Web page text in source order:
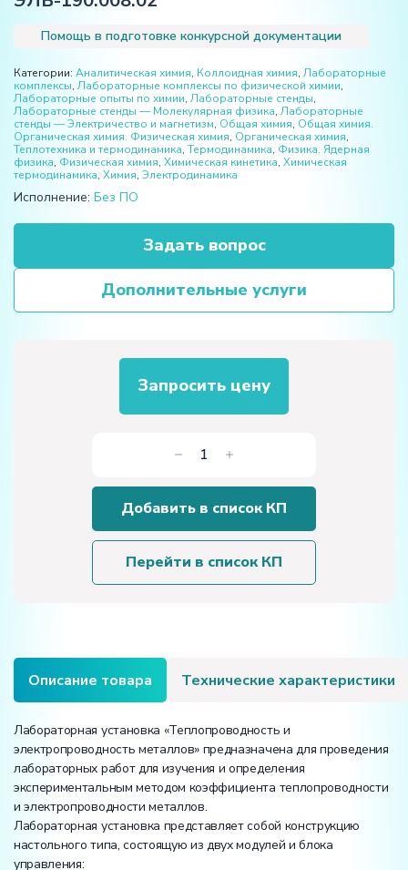
Помощь в подготовке конкурсной документации
Категории: Аналитическая химия, Коллоидная химия, Лабораторные
комплексы, Лабораторные комплексы по физической химии,
Лабораторные опыты по химии, Лабораторные стенды,
Лабораторные стенды — Молекулярная физика, Лабораторные
стенды — Электричество и магнетизм, Общая химия, Общая химия.
Органическая химия. Физическая химия, Органическая химия,
Теплотехника и термодинамика, Термодинамика, Физика. Ядерная
физика, Физическая химия, Химическая кинетика, Химическая
термодинамика, Химия, Электродинамика
Исполнение: Без ПО
Задать вопрос
Дополнительные услуги
Запросить цену
Количество
товара
Лабораторная
установка
«Теплопроводность
и
электропроводность
Добавить в список КП
Перейти в список КП
Описание товара Технические характеристики
Лабораторная установка «Теплопроводность и
электропроводность металлов» предназначена для проведения
лабораторных работ для изучения и определения
экспериментальным методом коэффициента теплопроводности
и электропроводности металлов.
Лабораторная установка представляет собой конструкцию
настольного типа, состоящую из двух модулей и блока
управления: